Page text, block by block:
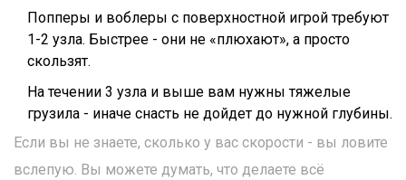
Попперы и воблеры с поверхностной игрой требуют
1-2 узла. Быстрее - они не «плюхают», а просто
скользят.
На течении 3 узла и выше вам нужны тяжелые
грузила - иначе снасть не дойдет до нужной глубины.
Если вы не знаете, сколько у вас скорости - вы ловите
вслепую. Вы можете думать, что делаете всё